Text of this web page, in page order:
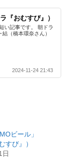
『おむすび』）
い記事です。 朝ドラ
（橋本環奈さん）
2024-11-24 21:43
ビール」
すび』）
日